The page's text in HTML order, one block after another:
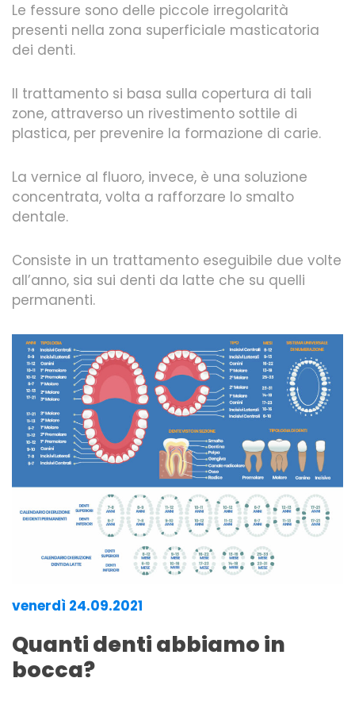
Le fessure sono delle piccole irregolarità
presenti nella zona superficiale masticatoria
dei denti.
Il trattamento si basa sulla copertura di tali
zone, attraverso un rivestimento sottile di
plastica, per prevenire la formazione di carie.
La vernice al fluoro, invece, è una soluzione
concentrata, volta a rafforzare lo smalto
dentale.
Consiste in un trattamento eseguibile due volte
all’anno, sia sui denti da latte che su quelli
permanenti.
venerdì 24.09.2021
Quanti denti abbiamo in
bocca?